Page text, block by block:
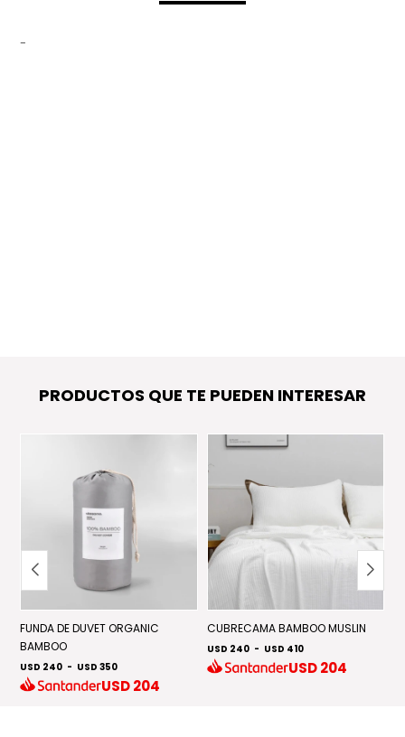
-
PRODUCTOS QUE TE PUEDEN INTERESAR
FUNDA DE DUVET ORGANIC
BAMBOO
USD 240 - USD 350
USD204
CUBRECAMA BAMBOO MUSLIN
USD 240 - USD 410
USD204